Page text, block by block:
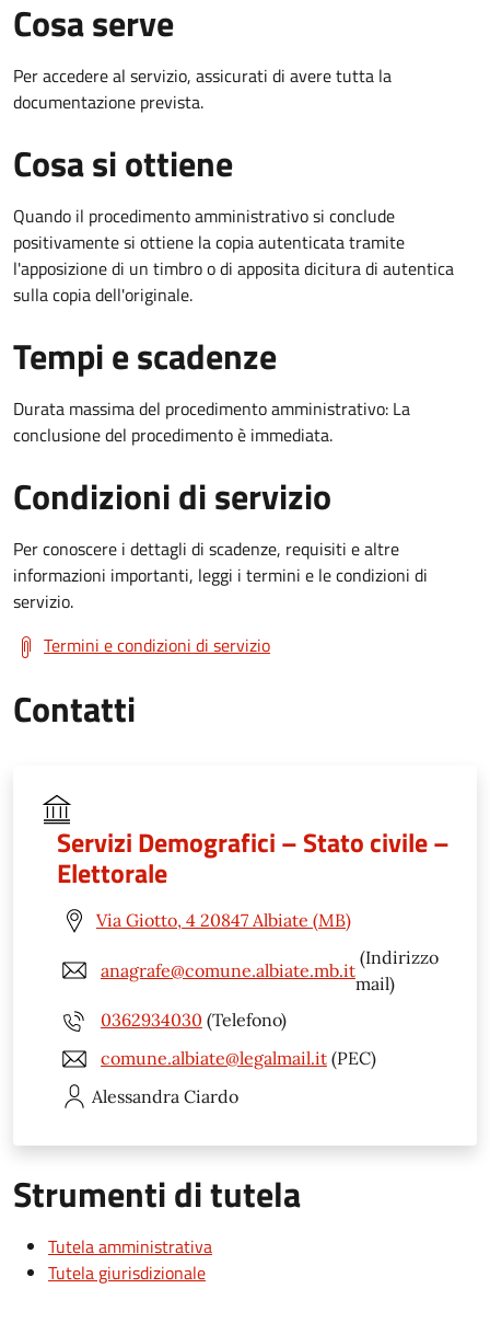
Cosa serve
Per accedere al servizio, assicurati di avere tutta la
documentazione prevista.
Cosa si ottiene
Quando il procedimento amministrativo si conclude
positivamente si ottiene la copia autenticata tramite
l'apposizione di un timbro o di apposita dicitura di autentica
sulla copia dell'originale.
Tempi e scadenze
Durata massima del procedimento amministrativo: La
conclusione del procedimento è immediata.
Condizioni di servizio
Per conoscere i dettagli di scadenze, requisiti e altre
informazioni importanti, leggi i termini e le condizioni di
servizio.
Termini e condizioni di servizio
Contatti
Servizi Demografici – Stato civile –
Elettorale
Via Giotto, 4 20847 Albiate (MB)
anagrafe@comune.albiate.mb.it
(Indirizzo
mail)
0362934030 (Telefono)
comune.albiate@legalmail.it (PEC)
Alessandra Ciardo
Strumenti di tutela
Tutela amministrativa
Tutela giurisdizionale